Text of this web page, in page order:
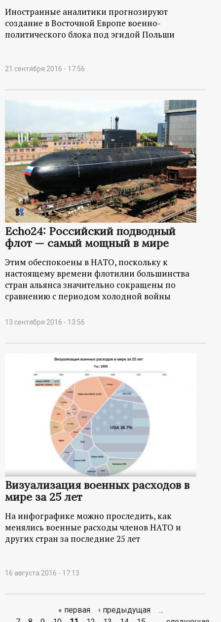
Иностранные аналитики прогнозируют
создание в Восточной Европе военно-
политического блока под эгидой Польши
21 сентября 2016 - 17:56
Echo24: Российский подводный
флот — самый мощный в мире
Этим обеспокоены в НАТО, поскольку к
настоящему времени флотилии большинства
стран альянса значительно сокращены по
сравнению с периодом холодной войны
13 сентября 2016 - 13:56
Визуализация военных расходов в
мире за 25 лет
На инфографике можно проследить, как
менялись военные расходы членов НАТО и
других стран за последние 25 лет
16 августа 2016 - 17:13
« первая ‹ предыдущая
…